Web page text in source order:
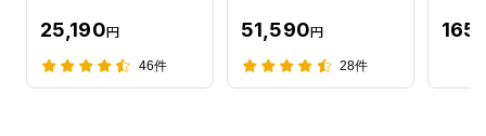
25,190円
46件
51,590円
28件